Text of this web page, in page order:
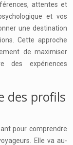
attentes et
et vos
une destination
Cette approche
de maximiser
des expériences
des profils
pour comprendre
Elle va au-